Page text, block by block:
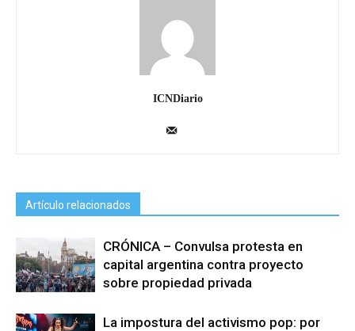
ICNDiario
Artículo relacionados
CRÓNICA – Convulsa protesta en
capital argentina contra proyecto
sobre propiedad privada
La impostura del activismo pop: por